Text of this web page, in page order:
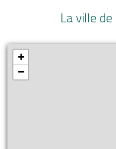
La ville
+
−